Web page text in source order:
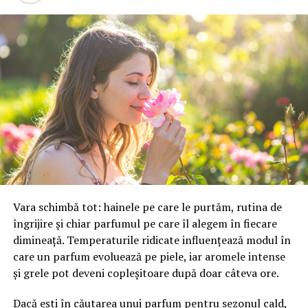
de cinematografe capabile să proiecteze acest format,
dintre care 25 sunt în Statele Unite.
Acţiunile IMAX au crescut cu aproximativ 6% luni şi au
depăşit pentru prima dată pragul de 50 de dolari.
Titlurile companiei sunt în urcare cu 38% de la
începutul anului şi şi-au dublat valoarea în ultimele 12
luni.
Gelfond a declarat că IMAX rămâne deschisă analizării
unor eventuale oferte de preluare, însă a subliniat că
sa. transmite CNBC.
Vara schimbă tot: hainele pe care le purtăm, rutina de
îngrijire și chiar parfumul pe care îl alegem în fiecare
dimineață. Temperaturile ridicate influențează modul în
care un parfum evoluează pe piele, iar aromele intense
și grele pot deveni copleșitoare după doar câteva ore.
Dacă ești în căutarea unui parfum pentru sezonul cald,